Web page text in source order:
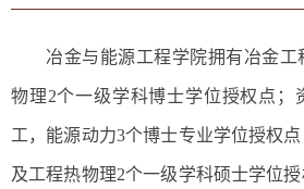
冶金与能源工程学院拥有冶金
物理2个一级学科博士学位授权点；
工，能源动力3个博士专业学位授权
及工程热物理2个一级学科硕士学位